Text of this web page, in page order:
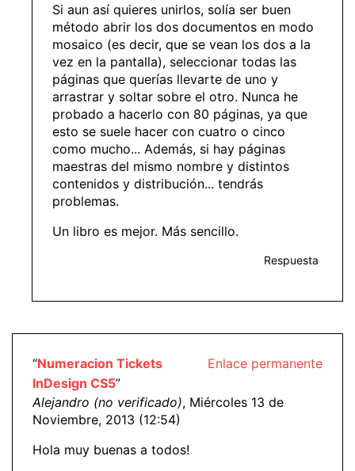
Si aun así quieres unirlos, solía ser buen
método abrir los dos documentos en modo
mosaico (es decir, que se vean los dos a la
vez en la pantalla), seleccionar todas las
páginas que querías llevarte de uno y
arrastrar y soltar sobre el otro. Nunca he
probado a hacerlo con 80 páginas, ya que
esto se suele hacer con cuatro o cinco
como mucho... Además, si hay páginas
maestras del mismo nombre y distintos
contenidos y distribución... tendrás
problemas.
Un libro es mejor. Más sencillo.
Respuesta
Enlace permanente
“Numeracion Tickets
InDesign CS5”
Alejandro (no verificado), Miércoles 13 de
Noviembre, 2013 (12:54)
Hola muy buenas a todos!